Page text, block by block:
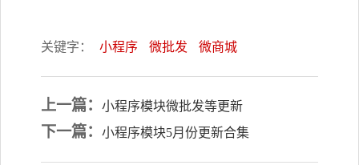
关键字： 小程序 微批发 微商城
上一篇： 小程序模块微批发等更新
下一篇： 小程序模块5月份更新合集